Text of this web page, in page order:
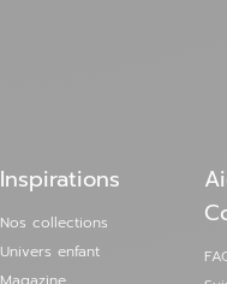
Inspirations
Nos collections
Univers enfant